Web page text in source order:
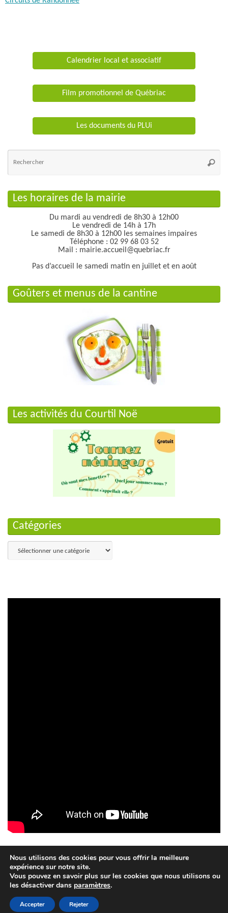
Calendrier local et associatif
Film promotionnel de Québriac
Les documents du PLUi
Les horaires de la mairie
Du mardi au vendredi de 8h30 à 12h00
Le vendredi de 14h à 17h
Le samedi de 8h30 à 12h00 les semaines impaires
Téléphone : 02 99 68 03 52
Mail : mairie.accueil@quebriac.fr
Pas d’accueil le samedi matin en juillet et en août
Goûters et menus de la cantine
Les activités du Courtil Noë
Catégories
Catégories
Création QUEBRIAC - 2015
Politique de confidentialité
Facebook
Nous utilisons des cookies pour vous offrir la meilleure
expérience sur notre site.
Vous pouvez en savoir plus sur les cookies que nous utilisons ou
les désactiver dans paramètres.
Accepter Rejeter